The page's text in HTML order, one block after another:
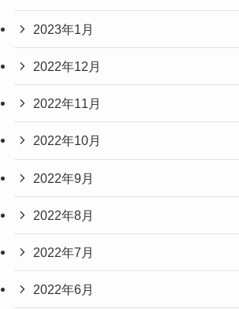
2023年1月
2022年12月
2022年11月
2022年10月
2022年9月
2022年8月
2022年7月
2022年6月